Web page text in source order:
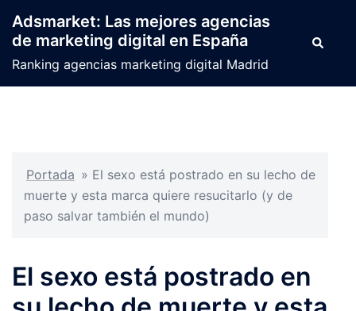
contenido
Adsmarket: Las mejores agencias
de marketing digital en España
Ranking agencias marketing digital Madrid
Buscar
Portada » El sexo está postrado en su lecho de
muerte y esta marca quiere resucitarlo (y de
paso salvar también el mundo)
El sexo está postrado en